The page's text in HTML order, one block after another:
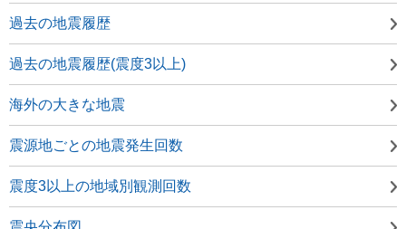
過去の地震履歴
過去の地震履歴(震度3以上)
海外の大きな地震
震源地ごとの地震発生回数
震度3以上の地域別観測回数